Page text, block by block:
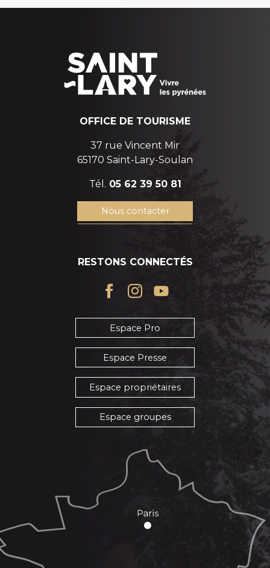
OFFICE DE TOURISME
37 rue Vincent Mir
65170 Saint-Lary-Soulan
Tél. 05 62 39 50 81
Nous contacter
RESTONS CONNECTÉS
Espace Pro
Espace Presse
Espace propriétaires
Espace groupes